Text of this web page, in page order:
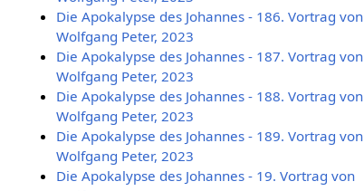
Die Apokalypse des Johannes - 186. Vortrag von
Wolfgang Peter, 2023
Die Apokalypse des Johannes - 187. Vortrag von
Wolfgang Peter, 2023
Die Apokalypse des Johannes - 188. Vortrag von
Wolfgang Peter, 2023
Die Apokalypse des Johannes - 189. Vortrag von
Wolfgang Peter, 2023
Die Apokalypse des Johannes - 19. Vortrag von